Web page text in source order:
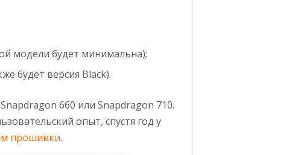
модели будет минимальна);
будет версия Black).
660 или Snapdragon 710.
опыт, спустя год у
прошивки.